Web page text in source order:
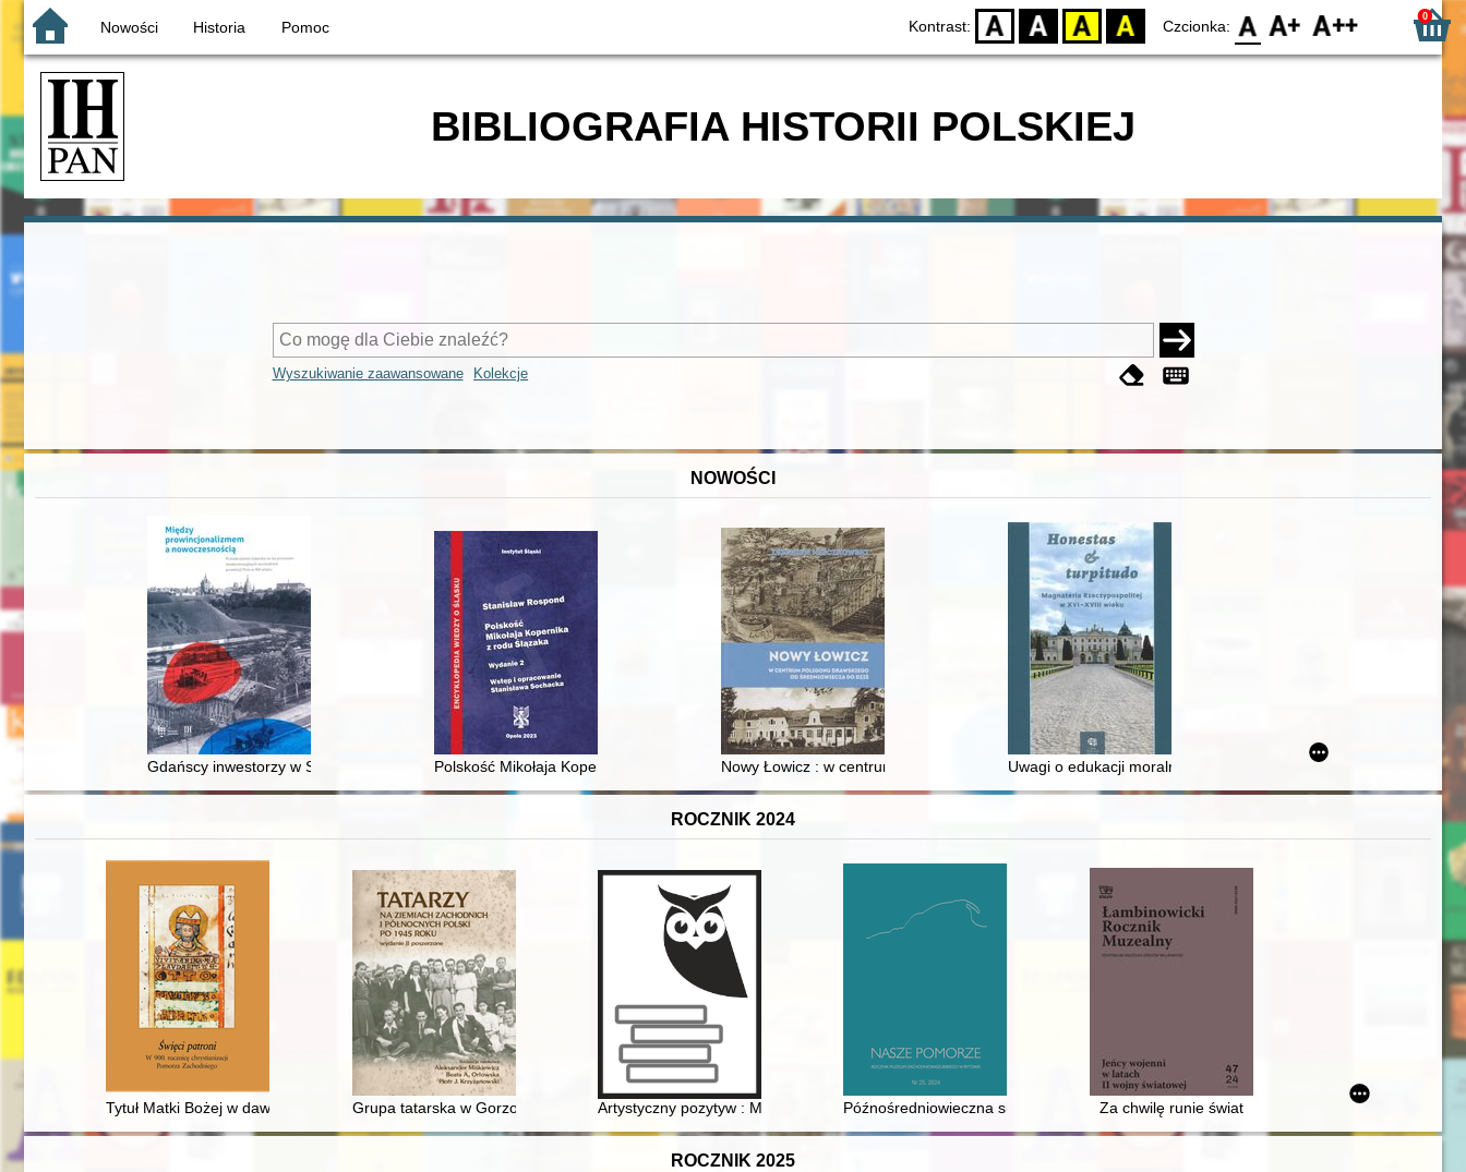
Nowości Historia Pomoc Kontrast: D BW YB BY Czcionka: F0 F1 F2 0
BIBLIOGRAFIA HISTORII POLSKIEJ
Wyszukiwanie zaawansowane Kolekcje
NOWOŚCI
Gdańscy inwestorzy w Sopocie : prestiż finansowy i towarzyski lokalnego mieszczaństwa w 2. poł. XIX w
Polskość Mikołaja Kopernika z rodu ŚlązakaNowy Łowicz : w centrum poligonu drawskiego od średniowiecza do dziśUwagi o edukacji moralnej synów szlacheckich w XVI-wiecznej
ROCZNIK 2024
Tytuł Matki Bożej w dawnej polskiej pieśni religijnejGrupa tatarska w Gorzowie Wielkopolskim : (zagadnienia rozpadu i asymilacji)
Artystyczny pozytyw : Małgorzata i Jerzy Soremscy : 45 lat pracy twórczej i 25 lat w Stowarzyszeniu Twórców Ludowych
Późnośredniowieczna siedziba obronna w Barwicach/Starym Grabiążu (pow. szczecinecki)
Za chwilę runie świat
ROCZNIK 2025